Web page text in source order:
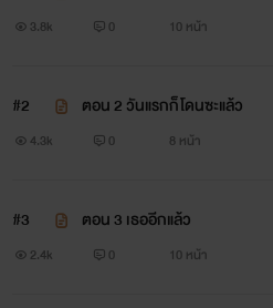
3.8k 0 10 หน้า
#2 ตอน 2 วันแรกก็โดนซะแล้ว
4.3k 0 8 หน้า
#3 ตอน 3 เธออีกแล้ว
2.4k 0 10 หน้า